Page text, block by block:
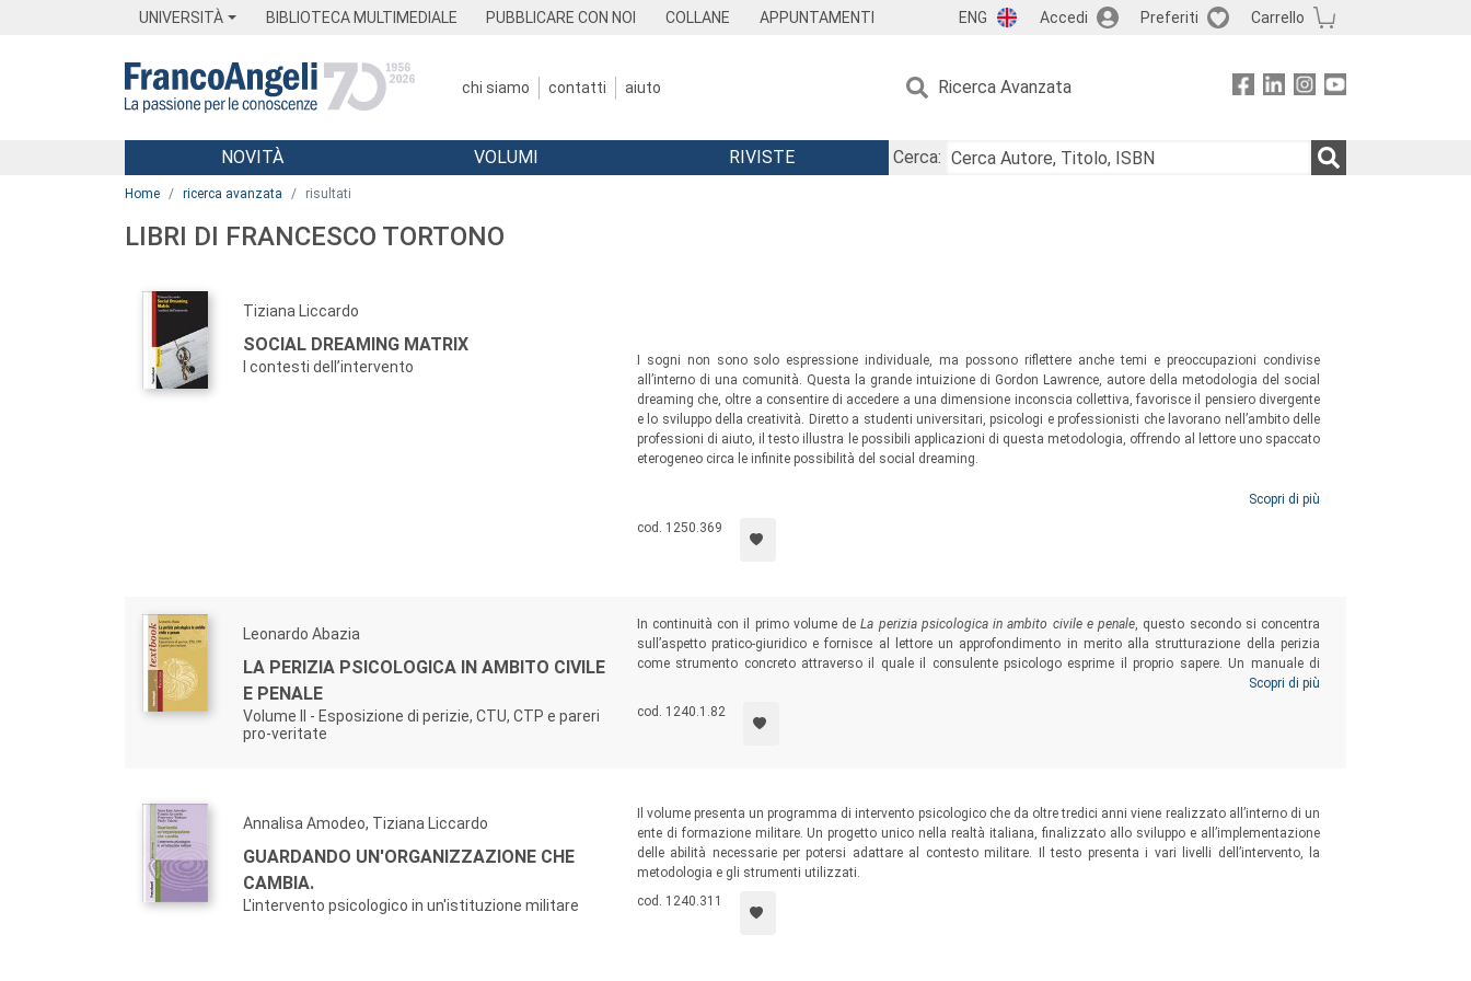
UNIVERSITÀ BIBLIOTECA MULTIMEDIALE PUBBLICARE CON NOI COLLANE APPUNTAMENTI ENG Accedi Preferiti Carrello
chi siamo contatti aiuto Ricerca Avanzata
Menu
NOVITÀ VOLUMI RIVISTE
Cerca:
Home ricerca avanzata risultati
LIBRI DI FRANCESCO TORTONO
Tiziana Liccardo
SOCIAL DREAMING MATRIX
I contesti dell’intervento
I sogni non sono solo espressione individuale, ma possono riflettere anche temi e preoccupazioni condivise
all’interno di una comunità. Questa la grande intuizione di Gordon Lawrence, autore della metodologia del social
dreaming che, oltre a consentire di accedere a una dimensione inconscia collettiva, favorisce il pensiero divergente
e lo sviluppo della creatività. Diretto a studenti universitari, psicologi e professionisti che lavorano nell’ambito delle
professioni di aiuto, il testo illustra le possibili applicazioni di questa metodologia, offrendo al lettore uno spaccato
eterogeneo circa le infinite possibilità del social dreaming.
Scopri di più
cod. 1250.369
Leonardo Abazia
LA PERIZIA PSICOLOGICA IN AMBITO CIVILE
E PENALE
Volume II - Esposizione di perizie, CTU, CTP e pareri
pro-veritate
In continuità con il primo volume deLa perizia psicologica in ambito civile e penale, questo secondo si concentra
sull’aspetto pratico-giuridico e fornisce al lettore un approfondimento in merito alla strutturazione della perizia
come strumento concreto attraverso il quale il consulente psicologo esprime il proprio sapere. Un manuale di
riferimento destinato ai giovani professionisti che si avvicinano al mondo peritale, ma utile anche per i colleghi più
esperti provenienti da altri ambiti.
Scopri di più
cod. 1240.1.82
Annalisa Amodeo, Tiziana Liccardo
GUARDANDO UN'ORGANIZZAZIONE CHE
CAMBIA.
L'intervento psicologico in un'istituzione militare
Il volume presenta un programma di intervento psicologico che da oltre tredici anni viene realizzato all’interno di un
ente di formazione militare. Un progetto unico nella realtà italiana, finalizzato allo sviluppo e all’implementazione
delle abilità necessarie per potersi adattare al contesto militare. Il testo presenta i vari livelli dell’intervento, la
metodologia e gli strumenti utilizzati.
cod. 1240.311